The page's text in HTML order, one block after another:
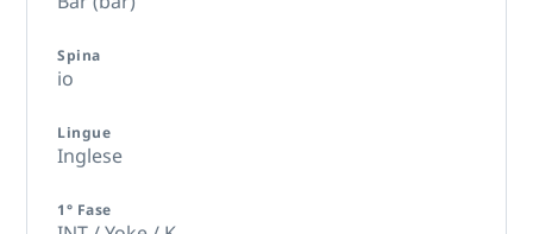
Spina
io
Lingue
Inglese
1° Fase